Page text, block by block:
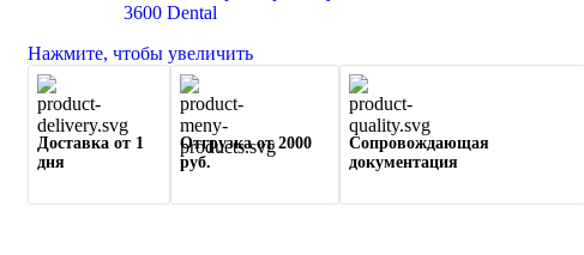
Нажмите, чтобы увеличить
Доставка от 1
дня
Отгрузка от 2000
руб.
Сопровождающая
документация